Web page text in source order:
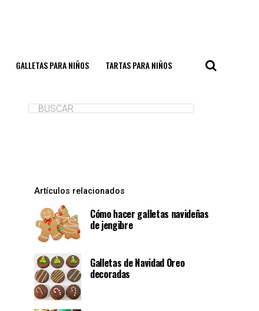
GALLETAS PARA NIÑOS TARTAS PARA NIÑOS
Artículos relacionados
Cómo hacer galletas navideñas
de jengibre
Galletas de Navidad Oreo
decoradas